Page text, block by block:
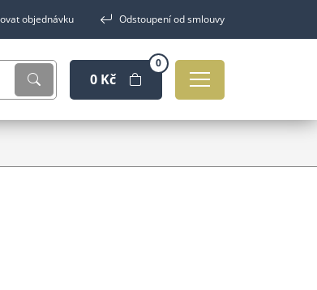
objednávku Odstoupení od smlouvy
0 Kč
0